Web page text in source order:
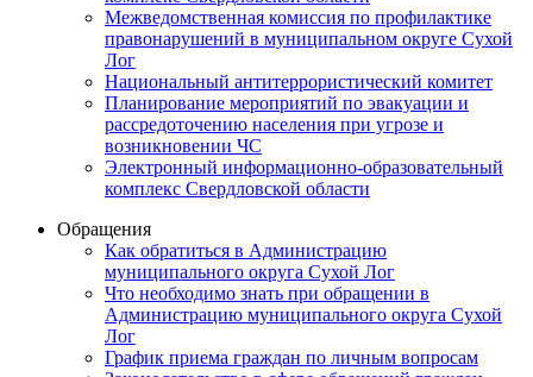
Межведомственная комиссия по профилактике
правонарушений в муниципальном округе Сухой
Лог
Национальный антитеррористический комитет
Планирование мероприятий по эвакуации и
рассредоточению населения при угрозе и
возникновении ЧС
Электронный информационно-образовательный
комплекс Свердловской области
Обращения
Как обратиться в Администрацию
муниципального округа Сухой Лог
Что необходимо знать при обращении в
Администрацию муниципального округа Сухой
Лог
График приема граждан по личным вопросам